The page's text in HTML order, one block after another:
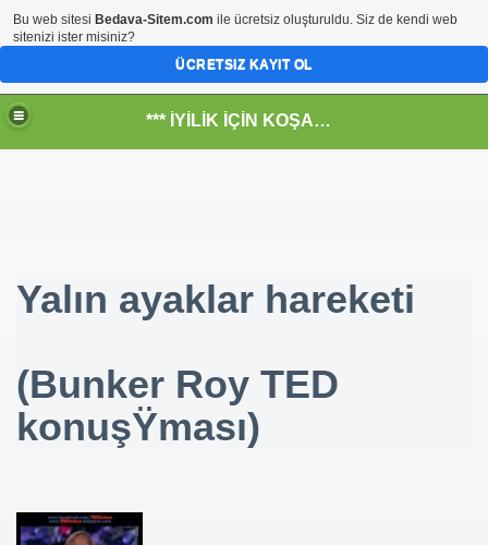
*** İYİLİK İÇİN KOŞANLARIN YERİ***
Yalın ayaklar hareketi
(Bunker Roy TED
konuşŸması)
CANAVARI
Bu web sitesi Bedava-Sitem.com ile ücretsiz oluşturuldu. Siz de kendi web
sitenizi ister misiniz?
ÜCRETSIZ KAYIT OL